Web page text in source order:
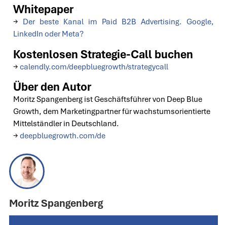
Whitepaper
→ Der beste Kanal im Paid B2B Advertising. Google,
LinkedIn oder Meta?
Kostenlosen Strategie-Call buchen
→calendly.com/deepbluegrowth/strategycall
Über den Autor
Moritz Spangenberg ist Geschäftsführer von Deep Blue
Growth, dem Marketingpartner für wachstumsorientierte
Mittelständler in Deutschland.
→deepbluegrowth.com/de
Moritz Spangenberg